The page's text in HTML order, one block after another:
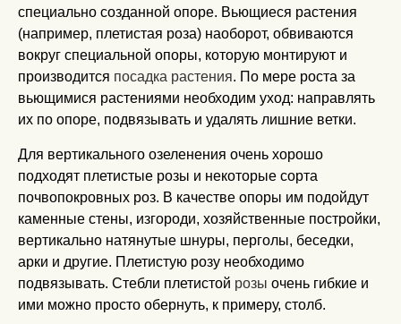
специально созданной опоре. Вьющиеся растения
(например, плетистая роза) наоборот, обвиваются
вокруг специальной опоры, которую монтируют и
производится посадка растения. По мере роста за
вьющимися растениями необходим уход: направлять
их по опоре, подвязывать и удалять лишние ветки.
Для вертикального озеленения очень хорошо
подходят плетистые розы и некоторые сорта
почвопокровных роз. В качестве опоры им подойдут
каменные стены, изгороди, хозяйственные постройки,
вертикально натянутые шнуры, перголы, беседки,
арки и другие. Плетистую розу необходимо
подвязывать. Стебли плетистой розы очень гибкие и
ими можно просто обернуть, к примеру, столб.